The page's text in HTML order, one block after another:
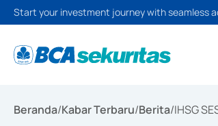
Start your investment journey with seamless
Beranda/Kabar Terbaru/Berita/IHSG